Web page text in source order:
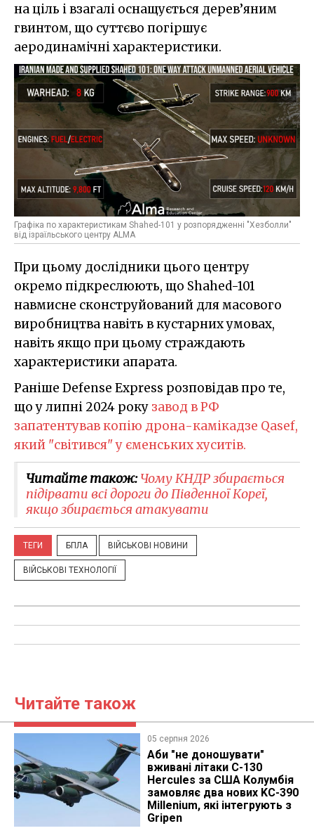
на ціль і взагалі оснащується дерев’яним
гвинтом, що суттєво погіршує
аеродинамічні характеристики.
Графіка по характеристикам Shahed-101 у розпорядженні "Хезболли"
від ізраїльського центру ALMA
При цьому дослідники цього центру
окремо підкреслюють, що Shahed-101
навмисне сконструйований для масового
виробництва навіть в кустарних умовах,
навіть якщо при цьому страждають
характеристики апарата.
Раніше Defense Express розповідав про те,
що у липні 2024 року завод в РФ
запатентував копію дрона-камікадзе Qasef,
який "світився" у єменських хуситів.
Читайте також:Чому КНДР збирається
підірвати всі дороги до Південної Кореї,
якщо збирається атакувати
ТЕГИ БПЛА ВІЙСЬКОВІ НОВИНИ
ВІЙСЬКОВІ ТЕХНОЛОГІЇ
Читайте також
05 серпня 2026
Аби "не доношувати"
вживані літаки C-130
Hercules за США Колумбія
замовляє два нових KC-390
Millenium, які інтегрують з
Gripen